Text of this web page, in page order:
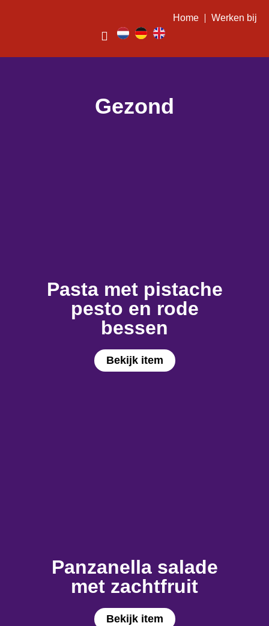
Home Werken bij
Gezond
Bekijk item
Pasta met pistache
pesto en rode
bessen
Bekijk item
Panzanella salade
met zachtfruit